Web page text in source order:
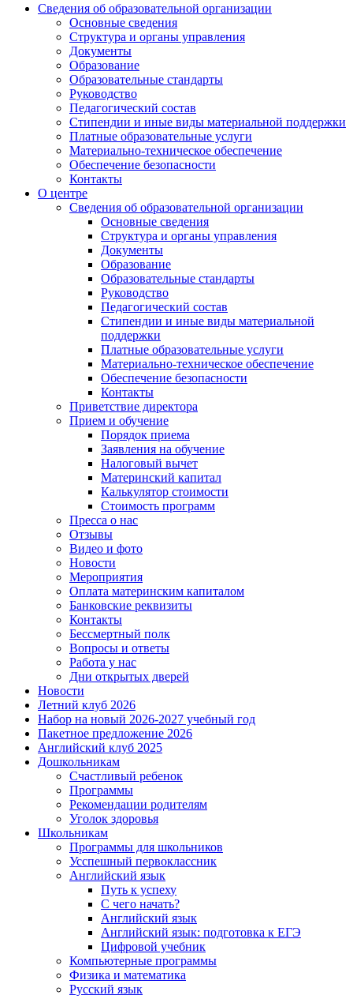
Сведения об образовательной организации
Основные сведения
Структура и органы управления
Документы
Образование
Образовательные стандарты
Руководство
Педагогический состав
Стипендии и иные виды материальной поддержки
Платные образовательные услуги
Материально-техническое обеспечение
Обеспечение безопасности
Контакты
О центре
Сведения об образовательной организации
Основные сведения
Структура и органы управления
Документы
Образование
Образовательные стандарты
Руководство
Педагогический состав
Стипендии и иные виды материальной
поддержки
Платные образовательные услуги
Материально-техническое обеспечение
Обеспечение безопасности
Контакты
Приветствие директора
Прием и обучение
Порядок приема
Заявления на обучение
Налоговый вычет
Материнский капитал
Калькулятор стоимости
Стоимость программ
Пресса о нас
Отзывы
Видео и фото
Новости
Мероприятия
Оплата материнским капиталом
Банковские реквизиты
Контакты
Бессмертный полк
Вопросы и ответы
Работа у нас
Дни открытых дверей
Новости
Летний клуб 2026
Набор на новый 2026-2027 учебный год
Пакетное предложение 2026
Английский клуб 2025
Дошкольникам
Счастливый ребенок
Программы
Рекомендации родителям
Уголок здоровья
Школьникам
Программы для школьников
Усспешный первоклассник
Английский язык
Путь к успеху
С чего начать?
Английский язык
Английский язык: подготовка к ЕГЭ
Цифровой учебник
Компьютерные программы
Физика и математика
Русский язык